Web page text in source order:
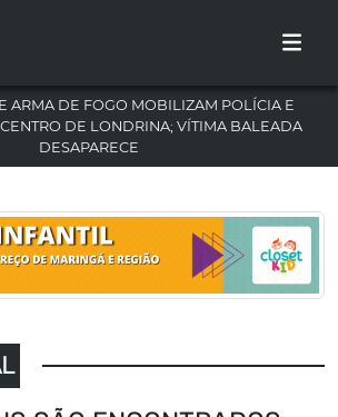
ARMA DE FOGO MOBILIZAM POLÍCIA E
DE LONDRINA; VÍTIMA BALEADA
DESAPARECE